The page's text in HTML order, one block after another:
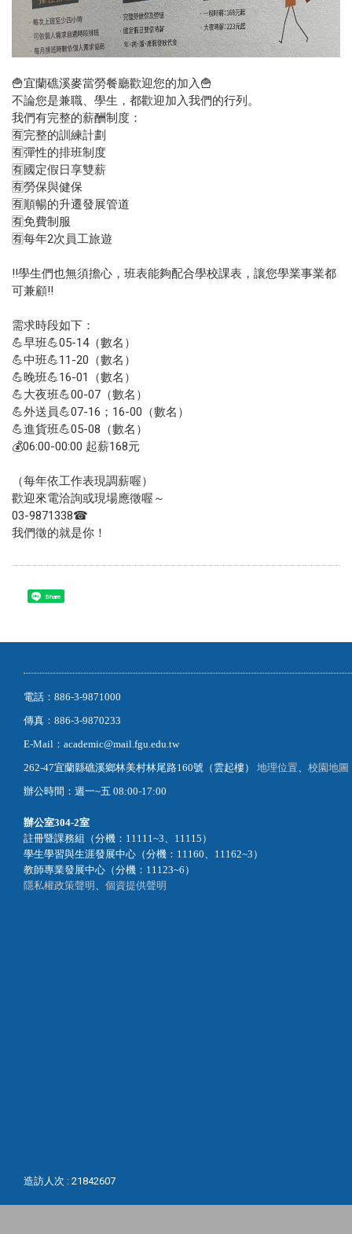
🍟宜蘭礁溪麥當勞餐廳歡迎您的加入🍟
不論您是兼職、學生，都歡迎加入我們的行列。
我們有完整的薪酬制度：
🈶完整的訓練計劃
🈶彈性的排班制度
🈶國定假日享雙薪
🈶勞保與健保
🈶順暢的升遷發展管道
🈶免費制服
🈶每年2次員工旅遊
‼️學生們也無須擔心，班表能夠配合學校課表，讓您學業事業都
可兼顧‼️
需求時段如下：
💪早班💪05-14（數名）
💪中班💪11-20（數名）
💪晚班💪16-01（數名）
💪大夜班💪00-07（數名）
💪外送員💪07-16；16-00（數名）
💪進貨班💪05-08（數名）
💰06:00-00:00 起薪168元
（每年依工作表現調薪喔）
歡迎來電洽詢或現場應徵喔～
03-9871338☎
我們徵的就是你！
Share
電話：886-3-9871000
傳真：886-3-9870233
E-Mail：academic@mail.fgu.edu.tw
262-47宜蘭縣礁溪鄉林美村林尾路160號（雲起樓） 地理位置、 校園地圖
辦公時間：週一~五 08:00-17:00
辦公室304-2室
註冊暨課務組（分機：11111~3、11115）
學生學習與生涯發展中心（分機：11160、11162~3）
教師專業發展中心（分機：11123~6）
隱私權政策聲明 、 個資提供聲明
造訪人次 : 21842607